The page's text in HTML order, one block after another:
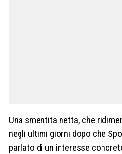
Una smentita netta, che
negli ultimi giorni dopo che
parlato di un interesse